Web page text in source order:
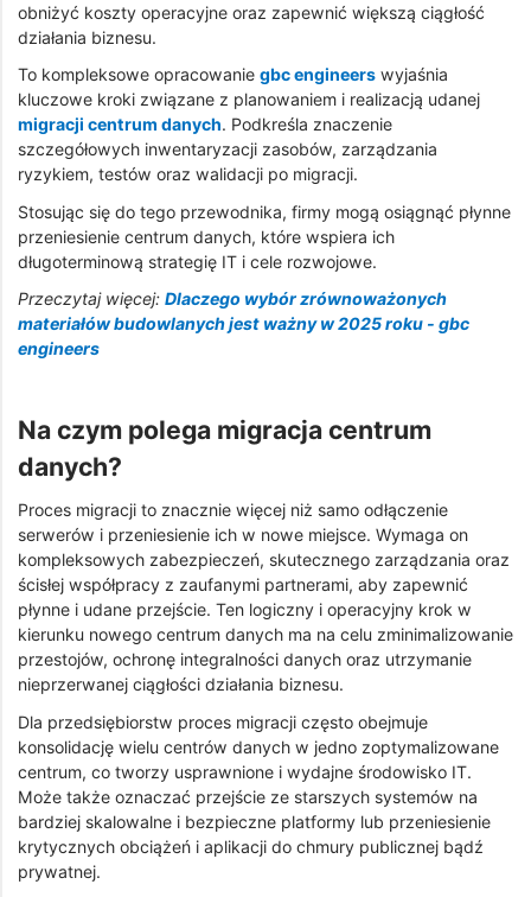
obniżyć koszty operacyjne oraz zapewnić większą ciągłość
działania biznesu.
To kompleksowe opracowanie gbc engineers wyjaśnia
kluczowe kroki związane z planowaniem i realizacją udanej
migracji centrum danych. Podkreśla znaczenie
szczegółowych inwentaryzacji zasobów, zarządzania
ryzykiem, testów oraz walidacji po migracji.
Stosując się do tego przewodnika, firmy mogą osiągnąć płynne
przeniesienie centrum danych, które wspiera ich
długoterminową strategię IT i cele rozwojowe.
Przeczytaj więcej: Dlaczego wybór zrównoważonych
materiałów budowlanych jest ważny w 2025 roku - gbc
engineers
Na czym polega migracja centrum
danych?
Proces migracji to znacznie więcej niż samo odłączenie
serwerów i przeniesienie ich w nowe miejsce. Wymaga on
kompleksowych zabezpieczeń, skutecznego zarządzania oraz
ścisłej współpracy z zaufanymi partnerami, aby zapewnić
płynne i udane przejście. Ten logiczny i operacyjny krok w
kierunku nowego centrum danych ma na celu zminimalizowanie
przestojów, ochronę integralności danych oraz utrzymanie
nieprzerwanej ciągłości działania biznesu.
Dla przedsiębiorstw proces migracji często obejmuje
konsolidację wielu centrów danych w jedno zoptymalizowane
centrum, co tworzy usprawnione i wydajne środowisko IT.
Może także oznaczać przejście ze starszych systemów na
bardziej skalowalne i bezpieczne platformy lub przeniesienie
krytycznych obciążeń i aplikacji do chmury publicznej bądź
prywatnej.